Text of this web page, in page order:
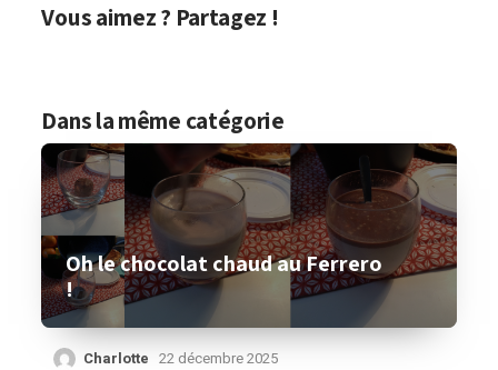
Vous aimez ? Partagez !
Dans la même catégorie
Oh le chocolat chaud au Ferrero
!
Charlotte 22 décembre 2025